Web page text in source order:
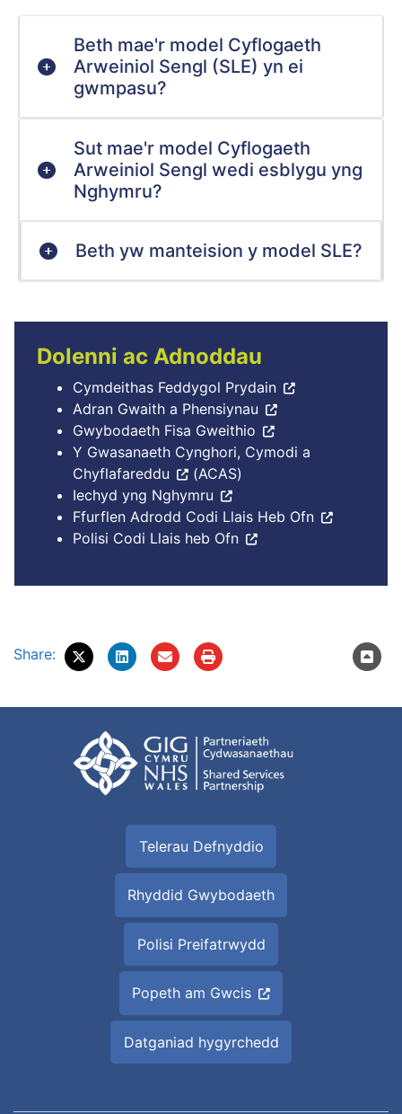
Beth mae'r model Cyflogaeth
Arweiniol Sengl (SLE) yn ei
gwmpasu?
Sut mae'r model Cyflogaeth
Arweiniol Sengl wedi esblygu yng
Nghymru?
Beth yw manteision y model SLE?
Dolenni ac Adnoddau
Cymdeithas Feddygol Prydain
Adran Gwaith a Phensiynau
Gwybodaeth Fisa Gweithio
Y Gwasanaeth Cynghori, Cymodi a
Chyflafareddu
(ACAS)
Iechyd yng Nghymru
Ffurflen Adrodd Codi Llais Heb Ofn
Polisi Codi Llais heb Ofn
Share:
Telerau Defnyddio
Rhyddid Gwybodaeth
Polisi Preifatrwydd
Popeth am Gwcis
Datganiad hygyrchedd